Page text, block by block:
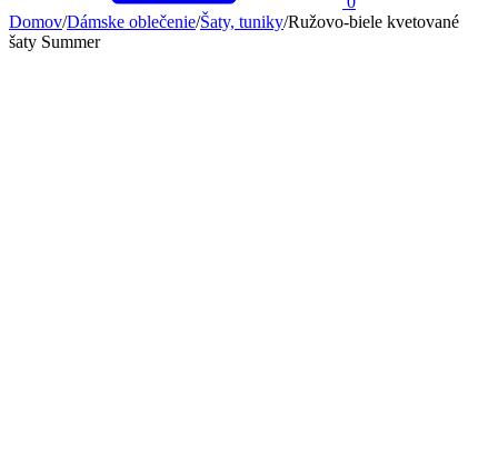
Domov/Dámske oblečenie/Šaty, tuniky/Ružovo-biele kvetované
šaty Summer